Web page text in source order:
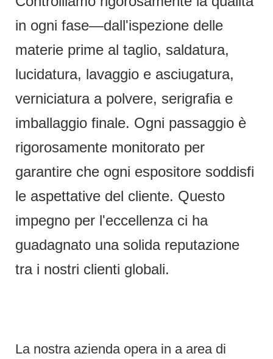
in ogni fase—dall'ispezione delle
materie prime al taglio, saldatura,
lucidatura, lavaggio e asciugatura,
verniciatura a polvere, serigrafia e
imballaggio finale. Ogni passaggio è
rigorosamente monitorato per
garantire che ogni espositore soddisfi
le aspettative del cliente. Questo
impegno per l'eccellenza ci ha
guadagnato una solida reputazione
tra i nostri clienti globali.
La nostra azienda opera in a area di